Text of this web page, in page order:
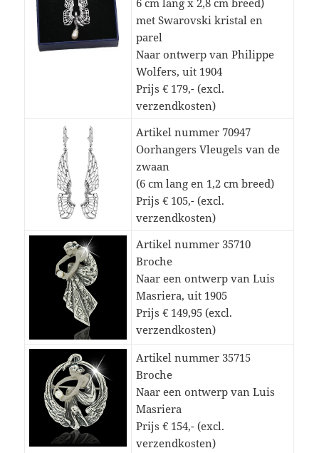
met Swarovski kristal en
parel
Naar ontwerp van Philippe
Wolfers, uit 1904
Prijs € 179,- (excl.
verzendkosten)
Artikel nummer 70947
Oorhangers Vleugels van de
zwaan
(6 cm lang en 1,2 cm breed)
Prijs € 105,- (excl.
verzendkosten)
Artikel nummer 35710
Broche
Naar een ontwerp van Luis
Masriera, uit 1905
Prijs € 149,95 (excl.
verzendkosten)
Artikel nummer 35715
Broche
Naar een ontwerp van Luis
Masriera
Prijs € 154,- (excl.
verzendkosten)